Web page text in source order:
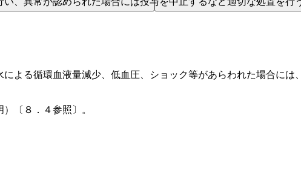
よる循環血液量減少、低血圧、ショック等があらわれた場合には
〔８．４参照〕。